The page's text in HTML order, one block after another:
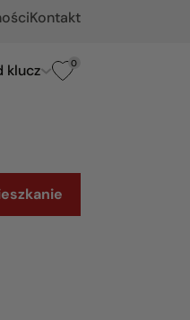
Kontakt
klucz 0